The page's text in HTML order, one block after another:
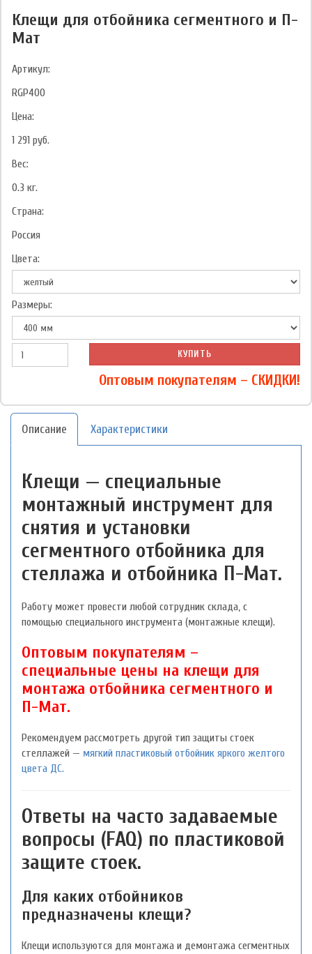
Клещи для отбойника сегментного и П-
Мат
Артикул:
RGP400
Цена:
1 291 руб.
Вес:
0.3 кг.
Страна:
Россия
Цвета:
Размеры:
КУПИТЬ
Оптовым покупателям – СКИДКИ!
Описание Характеристики
Клещи — специальные
монтажный инструмент для
снятия и установки
сегментного отбойника для
стеллажа и отбойника П-Мат.
Работу может провести любой сотрудник склада, с
помощью специального инструмента (монтажные клещи).
Оптовым покупателям –
специальные цены на клещи для
монтажа отбойника сегментного и
П-Мат.
Рекомендуем рассмотреть другой тип защиты стоек
стеллажей — мягкий пластиковый отбойник яркого желтого
цвета ДС.
Ответы на часто задаваемые
вопросы (FAQ) по пластиковой
защите стоек.
Для каких отбойников
предназначены клещи?
Клещи используются для монтажа и демонтажа сегментных